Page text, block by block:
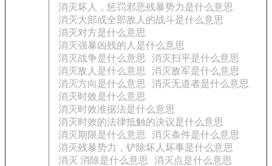
消灭坏人，惩罚邪恶残暴势力是什么意思
消灭大部或全部敌人的战斗是什么意思
消灭对方是什么意思
消灭强暴凶残的人是什么意思
消灭战争是什么意思
消灭扫平是什么意思
消灭敌人是什么意思
消灭敌军是什么意思
消灭方向是什么意思
消灭无道者是什么意思
消灭时效是什么意思
消灭时效准据法是什么意思
消灭时效的法律抵触的决议是什么意思
消灭期限是什么意思
消灭条件是什么意思
消灭残暴势力，铲除坏人坏事是什么意思
消灭 消除是什么意思
消灭点是什么意思